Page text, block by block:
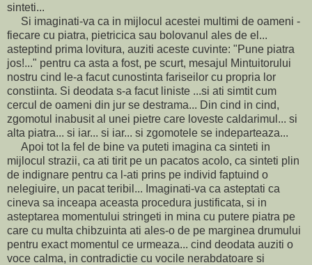
sinteti...
Si imaginati-va ca in mijlocul acestei multimi de oameni -
fiecare cu piatra, pietricica sau bolovanul ales de el...
asteptind prima lovitura, auziti aceste cuvinte: "Pune piatra
jos!..." pentru ca asta a fost, pe scurt, mesajul Mintuitorului
nostru cind le-a facut cunostinta fariseilor cu propria lor
constiinta. Si deodata s-a facut liniste ...si ati simtit cum
cercul de oameni din jur se destrama... Din cind in cind,
zgomotul inabusit al unei pietre care loveste caldarimul... si
alta piatra... si iar... si iar... si zgomotele se indeparteaza...
Apoi tot la fel de bine va puteti imagina ca sinteti in
mijlocul strazii, ca ati tirit pe un pacatos acolo, ca sinteti plin
de indignare pentru ca l-ati prins pe individ faptuind o
nelegiuire, un pacat teribil... Imaginati-va ca asteptati ca
cineva sa inceapa aceasta procedura justificata, si in
asteptarea momentului stringeti in mina cu putere piatra pe
care cu multa chibzuinta ati ales-o de pe marginea drumului
pentru exact momentul ce urmeaza... cind deodata auziti o
voce calma, in contradictie cu vocile nerabdatoare si